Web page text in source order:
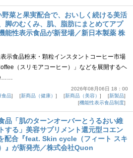
菜と果実配合で、おいしく続ける美活
脚のむくみ、肌、脂肪にまとめてアプ
能性表示食品が新登場／新日本製薬 株
示食品粉末・顆粒インスタントコーヒー市場
（スリモアコーヒー）」などを展開するヘ
2026年08月06日 18：00
食品 新商品（健康） 新商品（美容）
新製品
機能性表示食品制度
品「肌のターンオーバーとうるおい維
する」美容サプリメント還元型コエン
配合『feat. Skin cycle（フィート スキ
』が新発売／株式会社Quon